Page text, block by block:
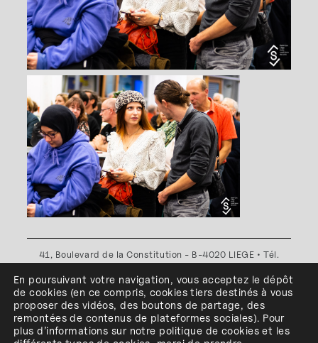
41, Boulevard de la Constitution - B-4020 LIEGE • Tél.
Plan d'accès•Politique de confidentialité•Politique de
cookies•Conditions générales
l'ESA Saint-Luc Liège est membre du
En poursuivant votre navigation, vous acceptez le dépôt
de cookies (en ce compris, cookiestiers destinés à vous
proposer des vidéos, des boutons de partage, des
remontées de contenus de plateformes sociales). Pour
plus d’informations sur notre politique de cookies et les